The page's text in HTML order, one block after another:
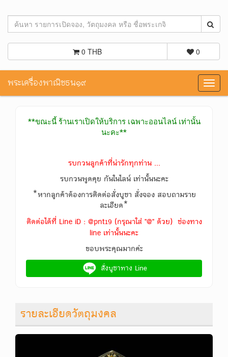
0 THB 0
พระเครื่องพาณิชธน๑๙
**ขณะนี้ ร้านเราเปิดให้บริการ เฉพาะออนไลน์ เท่านั้น
นะคะ**
รบกวนลูกค้าที่น่ารักทุกท่าน ...
รบกวนพูดคุย กันในไลน์ เท่านั้นนะคะ
*หากลูกค้าต้องการติดต่อสั่งบูชา สั่งจอง สอบถามราย
ละเอียด*
ติดต่อได้ที่ Line iD : @pnt19 (กรุณาใส่ "@" ด้วย) ช่องทาง
line เท่านั้นนะคะ
ขอบพระคุณมากค่ะ
สั่งบูชาทาง Line
รายละเอียดวัตถุมงคล